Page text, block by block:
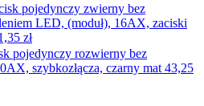
pojedynczy zwierny bez
LED, (moduł), 16AX, zaciski
zł
pojedynczy rozwierny bez
szybkozłącza, czarny mat 43,25